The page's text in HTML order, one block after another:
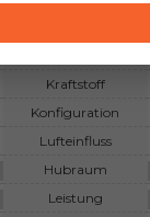
Kraftstoff
Konfiguration
Lufteinfluss
Hubraum
Leistung